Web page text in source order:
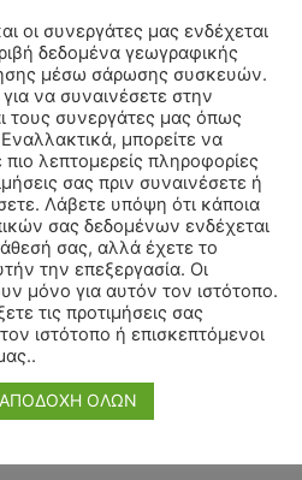
οι συνεργάτες μας ενδέχεται
δεδομένα γεωγραφικής
μέσω σάρωσης συσκευών.
να συναινέσετε στην
τους συνεργάτες μας όπως
μπορείτε να
λεπτομερείς πληροφορίες
σας πριν συναινέσετε ή
Λάβετε υπόψη ότι κάποια
σας δεδομένων ενδέχεται
σας, αλλά έχετε το
την επεξεργασία. Οι
μόνο για αυτόν τον ιστότοπο.
τις προτιμήσεις σας
ιστότοπο ή επισκεπτόμενοι
ΑΠΟΔΟΧΗ ΟΛΩΝ